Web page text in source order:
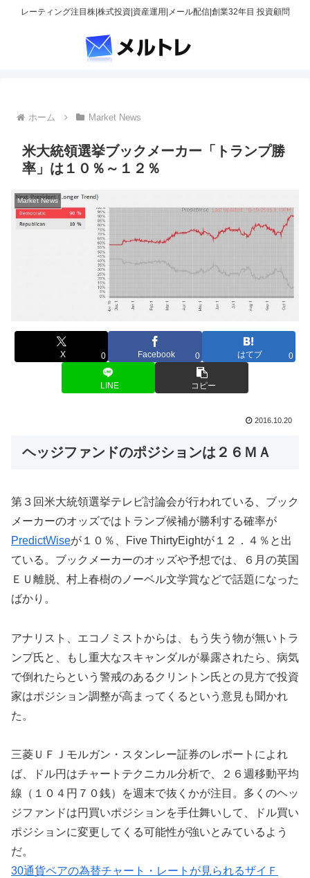
レーティング注目株|株式投資|資産運用|メール配信|創業32年目 投資顧問
ホーム Market News
米大統領選挙ブックメーカー「トランプ勝
率」は１０％～１２％
Market News
X 0 Facebook 0 はてブ 0
LINE コピー
2016.10.20
ヘッジファンドのポジションは２６ＭＡ
第３回米大統領選挙テレビ討論会が行われている、ブック
メーカーのオッズではトランプ候補が勝利する確率が
PredictWiseが１０％、Five ThirtyEightが１２．４％と出
ている。ブックメーカーのオッズや予想では、６月の英国
ＥＵ離脱、村上春樹のノーベル文学賞などで話題になった
ばかり。
アナリスト、エコノミストからは、もう失う物が無いトラ
ンプ氏と、もし重大なスキャンダルが暴露されたら、病気
で倒れたらという警戒のあるクリントン氏との見方で投資
家はポジション調整が高まってくるという意見も聞かれ
た。
三菱ＵＦＪモルガン・スタンレー証券のレポートによれ
ば、ドル円はチャートテクニカル分析で、２６週移動平均
線（１０４円７０銭）を週末で抜くかが注目。多くのヘッ
ジファンドは円買いポジションを手仕舞いして、ドル買い
ポジションに変更してくる可能性が強いとみているよう
だ。
30通貨ペアの為替チャート・レートが見られるザイＦ